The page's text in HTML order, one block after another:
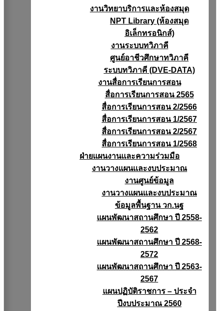
งานวิทยาบริการเเละห้องสมุด
NPT Library (ห้องสมุด
อิเล็กทรอนิกส์)
งานระบบทวิภาคี
ศูนย์อาชีวศึกษาทวิภาคี
ระบบทวิภาคี (DVE-DATA)
งานสื่อการเรียนการสอน
สื่อการเรียนการสอน 2565
สื่อการเรียนการสอน 2/2566
สื่อการเรียนการสอน 1/2567
สื่อการเรียนการสอน 2/2567
สื่อการเรียนการสอน 1/2568
ฝ่ายแผนงานเเละความร่วมมือ
งานวางแผนเเละงบประมาณ
งานศูนย์ข้อมูล
งานวางแผนและงบประมาณ
ข้อมูลพื้นฐาน วก.นฐ
แผนพัฒนาสถานศึกษา ปี 2558-
2562
แผนพัฒนาสถานศึกษา ปี 2568-
2572
แผนพัฒนาสถานศึกษา ปี 2563-
2567
แผนปฏิบัติราชการ – ประจำ
ปีงบประมาณ 2560